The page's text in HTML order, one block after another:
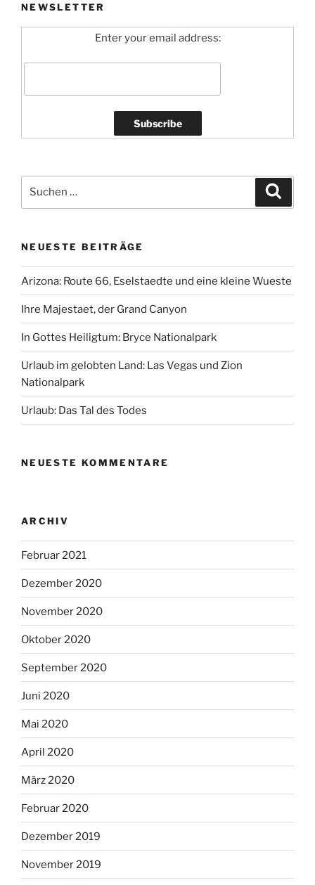
NEWSLETTER
Enter your email address:
nach:
NEUESTE BEITRÄGE
Arizona: Route 66, Eselstaedte und eine kleine Wueste
Ihre Majestaet, der Grand Canyon
In Gottes Heiligtum: Bryce Nationalpark
Urlaub im gelobten Land: Las Vegas und Zion
Nationalpark
Urlaub: Das Tal des Todes
NEUESTE KOMMENTARE
ARCHIV
Februar 2021
Dezember 2020
November 2020
Oktober 2020
September 2020
Juni 2020
Mai 2020
April 2020
März 2020
Februar 2020
Dezember 2019
November 2019